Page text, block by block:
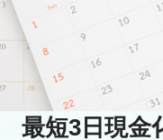
最短3日現金